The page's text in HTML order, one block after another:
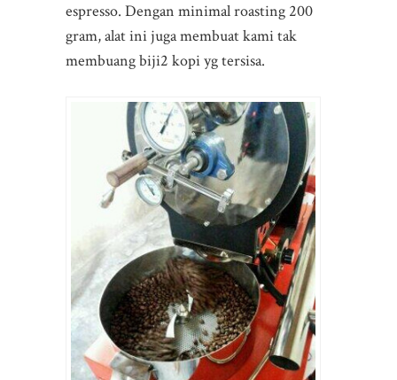
espresso. Dengan minimal roasting 200
gram, alat ini juga membuat kami tak
membuang biji2 kopi yg tersisa.